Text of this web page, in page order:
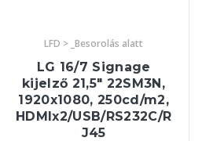
LFD > _Besorolás alatt
LG 16/7 Signage
kijelző 21,5" 22SM3N,
1920x1080, 250cd/m2,
HDMIx2/USB/RS232C/R
J45